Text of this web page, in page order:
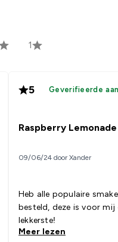
1
5 Geverifieerde
Raspberry Lemonade
09/06/24 door Xander
Heb alle populaire
besteld, deze is voor mij
lekkerste!
Meer lezen